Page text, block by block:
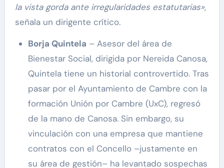
la vista gorda ante irregularidades estatutarias»,
señala un dirigente crítico.
Borja Quintela – Asesor del área de
Bienestar Social, dirigida por Nereida Canosa,
Quintela tiene un historial controvertido. Tras
pasar por el Ayuntamiento de Cambre con la
formación Unión por Cambre (UxC), regresó
de la mano de Canosa. Sin embargo, su
vinculación con una empresa que mantiene
contratos con el Concello –justamente en
su área de gestión– ha levantado sospechas